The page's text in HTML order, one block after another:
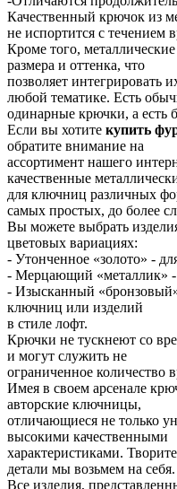
Качественный крючок из
не испортится с течением
Кроме того,
размера и оттенка, что
позволяет
любой тематике. Есть
одинарные крючки, а есть
Если вы хотите купить
обратите внимание на
ассортимент нашего
качественные
для ключниц различных
самых простых, до более
Вы можете выбрать
цветовых вариациях:
- Утонченное «золото» -
- Мерцающий «металлик» -
- Изысканный
ключниц или изделий
в стиле лофт.
Крючки не тускнеют со
и могут служить не
ограниченное количество
Имея в своем арсенале
авторские ключницы,
отличающиеся не только
высокими качественными
характеристиками.
детали мы возьмем на себя.
Все изделия,